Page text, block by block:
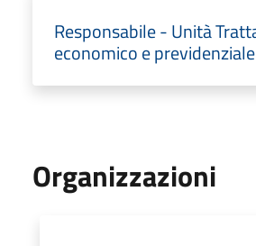
Responsabile - Unità
economico e previdenziale
Organizzazioni